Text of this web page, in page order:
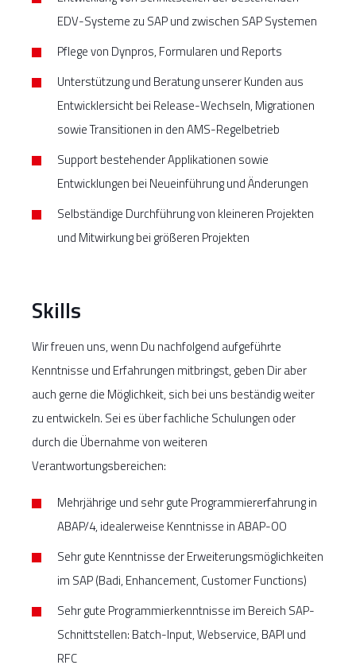
EDV-Systeme zu SAP und zwischen SAP Systemen
Pflege von Dynpros, Formularen und Reports
Unterstützung und Beratung unserer Kunden aus
Entwicklersicht bei Release-Wechseln, Migrationen
sowie Transitionen in den AMS-Regelbetrieb
Support bestehender Applikationen sowie
Entwicklungen bei Neueinführung und Änderungen
Selbständige Durchführung von kleineren Projekten
und Mitwirkung bei größeren Projekten
Skills
Wir freuen uns, wenn Du nachfolgend aufgeführte
Kenntnisse und Erfahrungen mitbringst, geben Dir aber
auch gerne die Möglichkeit, sich bei uns beständig weiter
zu entwickeln. Sei es über fachliche Schulungen oder
durch die Übernahme von weiteren
Verantwortungsbereichen:
Mehrjährige und sehr gute Programmiererfahrung in
ABAP/4, idealerweise Kenntnisse in ABAP-OO
Sehr gute Kenntnisse der Erweiterungsmöglichkeiten
im SAP (Badi, Enhancement, Customer Functions)
Sehr gute Programmierkenntnisse im Bereich SAP-
Schnittstellen: Batch-Input, Webservice, BAPI und
RFC